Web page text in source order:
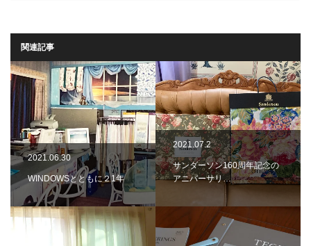
関連記事
2021.06.30
WINDOWSとともに２1年
2021.07.2
サンダーソン160周年記念の
アニバーサリ…